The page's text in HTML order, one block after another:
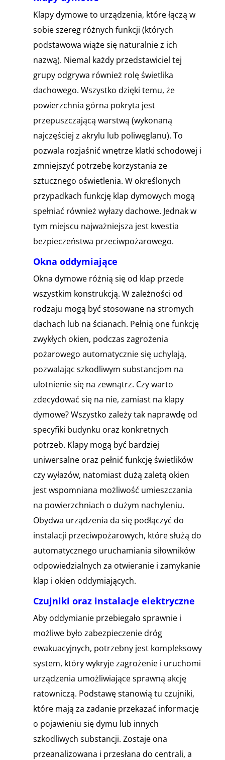
Klapy dymowe to urządzenia, które łączą w
sobie szereg różnych funkcji (których
podstawowa wiąże się naturalnie z ich
nazwą). Niemal każdy przedstawiciel tej
grupy odgrywa również rolę świetlika
dachowego. Wszystko dzięki temu, że
powierzchnia górna pokryta jest
przepuszczającą warstwą (wykonaną
najczęściej z akrylu lub poliwęglanu). To
pozwala rozjaśnić wnętrze klatki schodowej i
zmniejszyć potrzebę korzystania ze
sztucznego oświetlenia. W określonych
przypadkach funkcję klap dymowych mogą
spełniać również wyłazy dachowe. Jednak w
tym miejscu najważniejsza jest kwestia
bezpieczeństwa przeciwpożarowego.
Okna oddymiające
Okna dymowe różnią się od klap przede
wszystkim konstrukcją. W zależności od
rodzaju mogą być stosowane na stromych
dachach lub na ścianach. Pełnią one funkcję
zwykłych okien, podczas zagrożenia
pożarowego automatycznie się uchylają,
pozwalając szkodliwym substancjom na
ulotnienie się na zewnątrz. Czy warto
zdecydować się na nie, zamiast na klapy
dymowe? Wszystko zależy tak naprawdę od
specyfiki budynku oraz konkretnych
potrzeb. Klapy mogą być bardziej
uniwersalne oraz pełnić funkcję świetlików
czy wyłazów, natomiast dużą zaletą okien
jest wspomniana możliwość umieszczania
na powierzchniach o dużym nachyleniu.
Obydwa urządzenia da się podłączyć do
instalacji przeciwpożarowych, które służą do
automatycznego uruchamiania siłowników
odpowiedzialnych za otwieranie i zamykanie
klap i okien oddymiających.
Czujniki oraz instalacje elektryczne
Aby oddymianie przebiegało sprawnie i
możliwe było zabezpieczenie dróg
ewakuacyjnych, potrzebny jest kompleksowy
system, który wykryje zagrożenie i uruchomi
urządzenia umożliwiające sprawną akcję
ratowniczą. Podstawę stanowią tu czujniki,
które mają za zadanie przekazać informację
o pojawieniu się dymu lub innych
szkodliwych substancji. Zostaje ona
przeanalizowana i przesłana do centrali, a